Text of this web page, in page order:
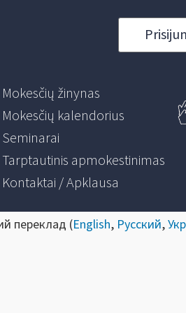
Mokesčių žinynas
Mokesčių kalendorius
Seminarai
Tarptautinis apmokestinimas
Kontaktai / Apklausa
переклад (English, Русский,